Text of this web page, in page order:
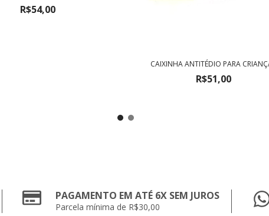
R$54,00
CAIXINHA ANTITÉDIO PARA
R$51,00
PAGAMENTO EM ATÉ 6X SEM JUROS
Parcela mínima de R$30,00